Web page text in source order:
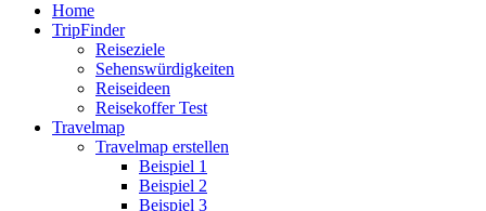
Home
TripFinder
Reiseziele
Sehenswürdigkeiten
Reiseideen
Reisekoffer Test
Travelmap
Travelmap erstellen
Beispiel 1
Beispiel 2
Beispiel 3